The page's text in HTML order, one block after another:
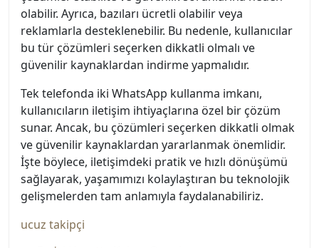
olabilir. Ayrıca, bazıları ücretli olabilir veya
reklamlarla desteklenebilir. Bu nedenle, kullanıcılar
bu tür çözümleri seçerken dikkatli olmalı ve
güvenilir kaynaklardan indirme yapmalıdır.
Tek telefonda iki WhatsApp kullanma imkanı,
kullanıcıların iletişim ihtiyaçlarına özel bir çözüm
sunar. Ancak, bu çözümleri seçerken dikkatli olmak
ve güvenilir kaynaklardan yararlanmak önemlidir.
İşte böylece, iletişimdeki pratik ve hızlı dönüşümü
sağlayarak, yaşamımızı kolaylaştıran bu teknolojik
gelişmelerden tam anlamıyla faydalanabiliriz.
ucuz takipçi